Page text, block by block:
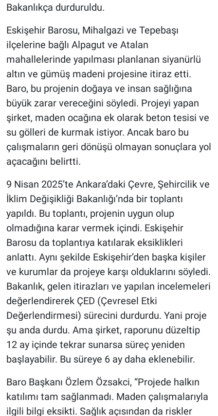
Bakanlıkça durduruldu.
Eskişehir Barosu, Mihalgazi ve Tepebaşı
ilçelerine bağlı Alpagut ve Atalan
mahallelerinde yapılması planlanan siyanürlü
altın ve gümüş madeni projesine itiraz etti.
Baro, bu projenin doğaya ve insan sağlığına
büyük zarar vereceğini söyledi. Projeyi yapan
şirket, maden ocağına ek olarak beton tesisi ve
su gölleri de kurmak istiyor. Ancak baro bu
çalışmaların geri dönüşü olmayan sonuçlara yol
açacağını belirtti.
9 Nisan 2025’te Ankara’daki Çevre, Şehircilik ve
İklim Değişikliği Bakanlığı’nda bir toplantı
yapıldı. Bu toplantı, projenin uygun olup
olmadığına karar vermek içindi. Eskişehir
Barosu da toplantıya katılarak eksiklikleri
anlattı. Aynı şekilde Eskişehir’den başka kişiler
ve kurumlar da projeye karşı olduklarını söyledi.
Bakanlık, gelen itirazları ve yapılan incelemeleri
değerlendirerek ÇED (Çevresel Etki
Değerlendirmesi) sürecini durdurdu. Yani proje
şu anda durdu. Ama şirket, raporunu düzeltip
12 ay içinde tekrar sunarsa süreç yeniden
başlayabilir. Bu süreye 6 ay daha eklenebilir.
Baro Başkanı Özlem Özsakci, “Projede halkın
katılımı tam sağlanmadı. Maden çalışmalarıyla
ilgili bilgi eksikti. Sağlık açısından da riskler